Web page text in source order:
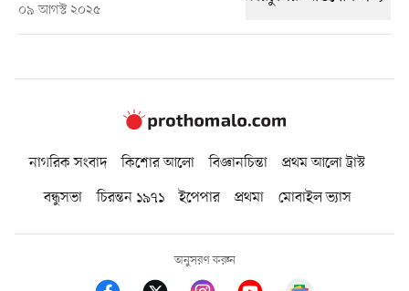
০৯ আগস্ট ২০২৫
নাগরিক সংবাদ কিশোর আলো বিজ্ঞানচিন্তা
প্রথম আলো ট্রাস্ট
বন্ধুসভা
চিরন্তন ১৯৭১ ইপেপার প্রথমা মোবাইল ভ্যাস
অনুসরণ করুন